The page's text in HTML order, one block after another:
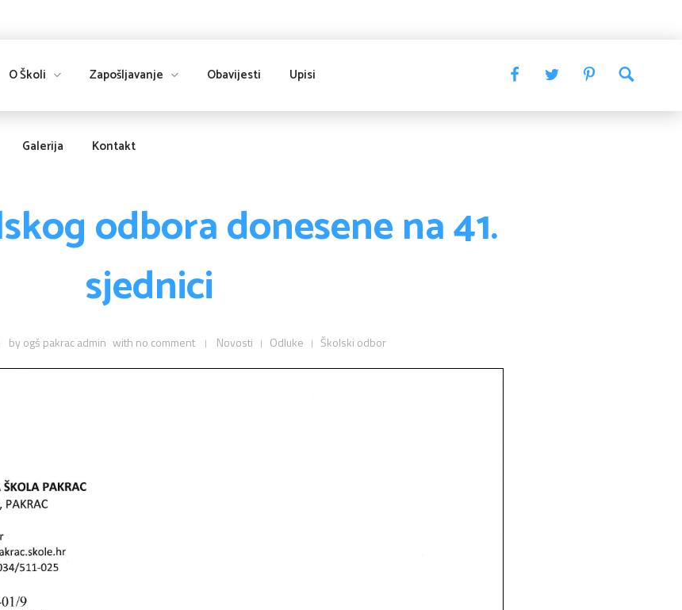
O Školi Zapošljavanje Obavijesti Upisi
Galerija Kontakt
odbora donesene na 41.
sjednici
by ogš pakrac admin with no comment Novosti Odluke Školski odbor